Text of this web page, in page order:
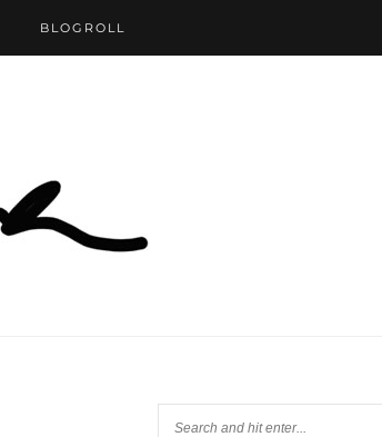
BLOGROLL